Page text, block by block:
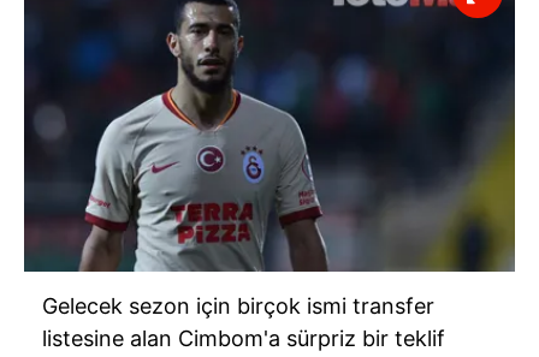
Gelecek sezon için birçok ismi transfer
listesine alan Cimbom'a sürpriz bir teklif